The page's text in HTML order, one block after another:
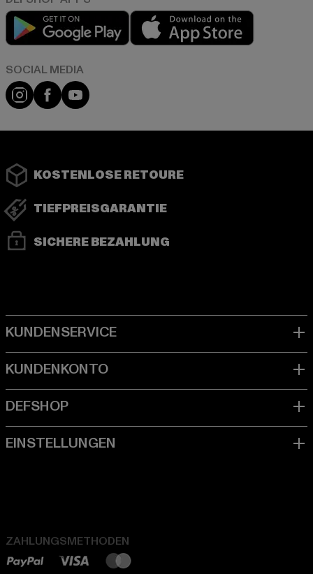
Play market
Instagram
FacebookYouTube
KOSTENLOSE RETOURE
TIEFPREISGARANTIE
SICHERE BEZAHLUNG
ZAHLUNGSMETHODEN